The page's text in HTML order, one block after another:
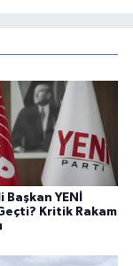
Başkan YENİ
Kritik Rakam